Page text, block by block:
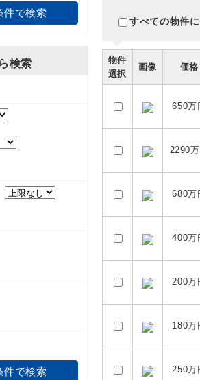
件で検索
検索
件で検索
すべての物件
物件
選択
画像 価格
650万
2290
680万
400万
200万
180万
250万